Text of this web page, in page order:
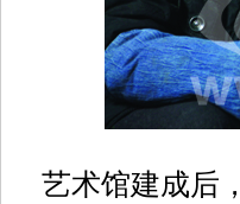
艺术馆建成后